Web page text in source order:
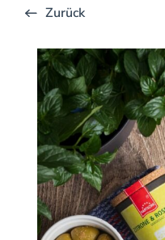
Zurück